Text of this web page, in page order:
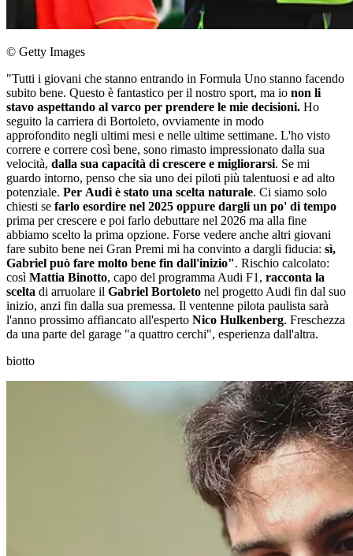
© Getty Images
"Tutti i giovani che stanno entrando in Formula Uno stanno facendo
subito bene. Questo è fantastico per il nostro sport, ma io non li
stavo aspettando al varco per prendere le mie decisioni. Ho
seguito la carriera di Bortoleto, ovviamente in modo
approfondito negli ultimi mesi e nelle ultime settimane. L'ho visto
correre e correre così bene, sono rimasto impressionato dalla sua
velocità, dalla sua capacità di crescere e migliorarsi. Se mi
guardo intorno, penso che sia uno dei piloti più talentuosi e ad alto
potenziale. Per Audi è stato una scelta naturale. Ci siamo solo
chiesti se farlo esordire nel 2025 oppure dargli un po' di tempo
prima per crescere e poi farlo debuttare nel 2026 ma alla fine
abbiamo scelto la prima opzione. Forse vedere anche altri giovani
fare subito bene nei Gran Premi mi ha convinto a dargli fiducia: sì,
Gabriel può fare molto bene fin dall'inizio". Rischio calcolato:
così Mattia Binotto, capo del programma Audi F1, racconta la
scelta di arruolare il Gabriel Bortoleto nel progetto Audi fin dal suo
inizio, anzi fin dalla sua premessa. Il ventenne pilota paulista sarà
l'anno prossimo affiancato all'esperto Nico Hulkenberg. Freschezza
da una parte del garage "a quattro cerchi", esperienza dall'altra.
biotto